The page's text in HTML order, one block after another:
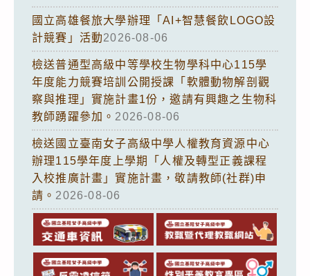
國立高雄餐旅大學辦理「AI+智慧餐飲LOGO設
計競賽」活動2026-08-06
檢送普通型高級中等學校生物學科中心115學
年度能力競賽培訓公開授課「軟體動物解剖觀
察與推理」實施計畫1份，邀請有興趣之生物科
教師踴躍參加。 2026-08-06
檢送國立臺南女子高級中學人權教育資源中心
辦理115學年度上學期「人權及轉型正義課程
入校推廣計畫」實施計畫，敬請教師(社群)申
請。 2026-08-06